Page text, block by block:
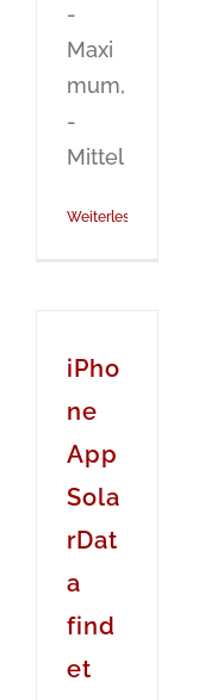
-
Maxi
mum,
-
Mittel
Weiterlesen
iPho
ne
App
Sola
rDat
a
find
et